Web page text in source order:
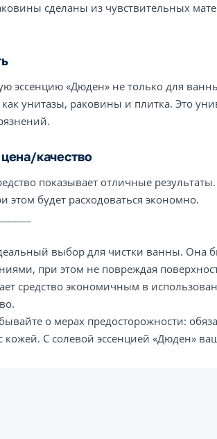
сделаны из чувствительных
эссенцию «Дюден» не только для
унитазы, раковины и плитка. Это
качество
показывает отличные
этом будет расходоваться экономно.
выбор для чистки ванны. Она
при этом не повреждая
средство экономичным в
о мерах предосторожности:
кожей. С солевой эссенцией «Дюден»